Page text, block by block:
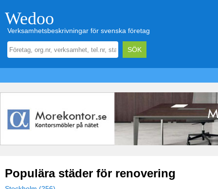
Wedoo
Verksamhetsbeskrivningar för svenska företag
Populära städer för renovering